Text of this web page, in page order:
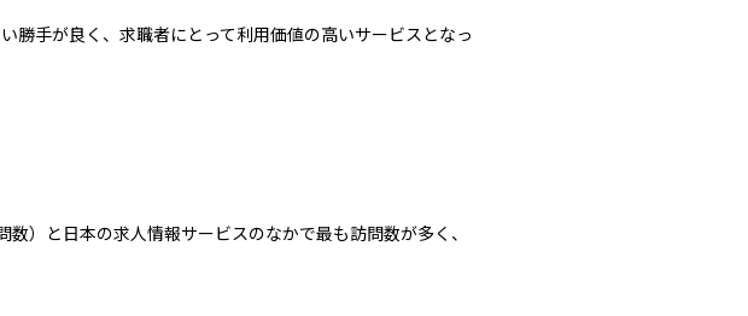
勝手が良く、求職者にとって利用価値の高いサービスとなっ
）と日本の求人情報サービスのなかで最も訪問数が多く、